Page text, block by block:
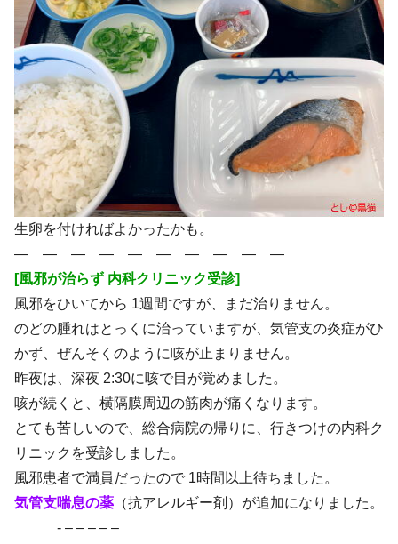
生卵を付ければよかったかも。
― ― ― ― ― ― ― ― ― ―
[風邪が治らず 内科クリニック受診]
風邪をひいてから 1週間ですが、まだ治りません。
のどの腫れはとっくに治っていますが、気管支の炎症がひ
かず、ぜんそくのように咳が止まりません。
昨夜は、深夜 2:30に咳で目が覚めました。
咳が続くと、横隔膜周辺の筋肉が痛くなります。
とても苦しいので、総合病院の帰りに、行きつけの内科ク
リニックを受診しました。
風邪患者で満員だったので 1時間以上待ちました。
気管支喘息の薬 （抗アレルギー剤）が追加になりました。
- – – – – –